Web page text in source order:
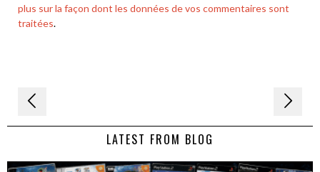
plus sur la façon dont les données de vos commentaires sont
traitées.
Navigation
de LATEST FROM BLOG